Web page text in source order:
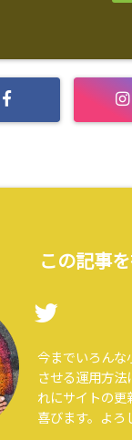
この記事
今までいろんな
させる運用方法
れにサイトの更
喜びます。よろ